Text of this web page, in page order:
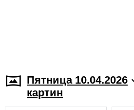
Пятница 10.04.2026
картин